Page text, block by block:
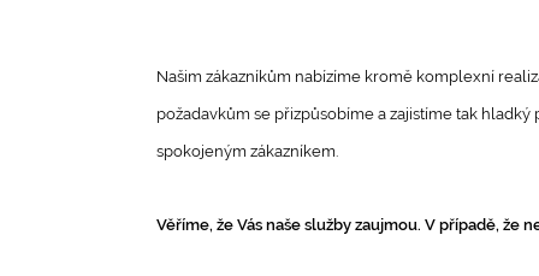
Našim zákazníkům nabízíme kromě komplexní
požadavkům se přizpůsobíme a zajistíme tak
spokojeným zákazníkem.
Věříme, že Vás naše služby zaujmou. V případě,